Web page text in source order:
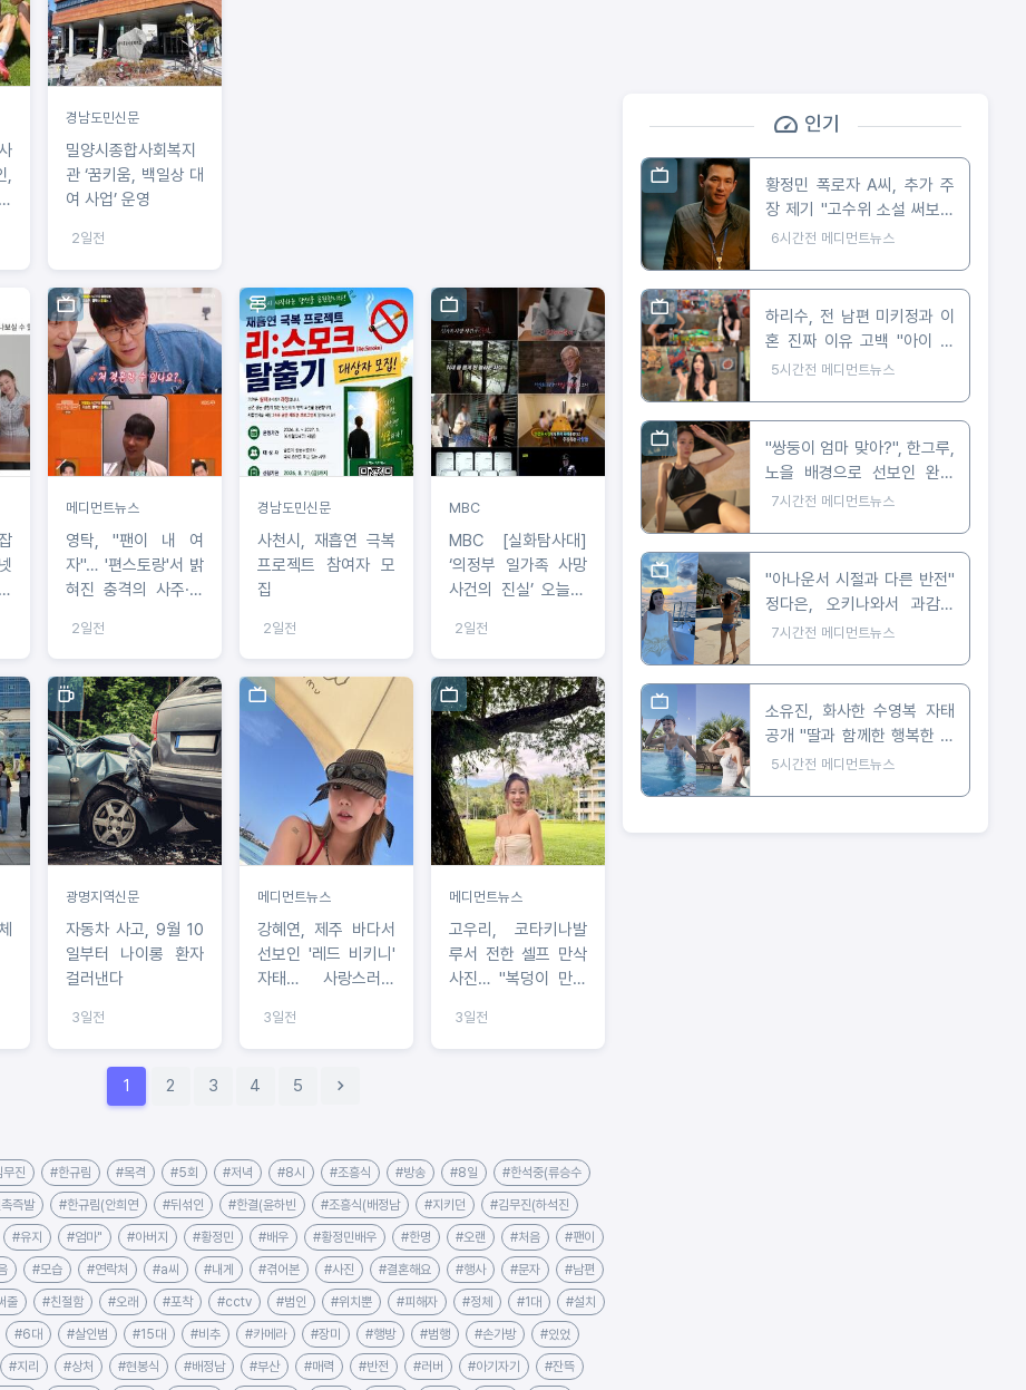
,
경남도민신문
밀양시종합사회복지
관 ‘꿈키움, 백일상 대
여 사업’ 운영
2일전
메디먼트뉴스
영탁, "팬이 내 여
자"… '편스토랑'서 밝
혀진 충격의 사주·결
2일전
경남도민신문
사천시, 재흡연 극복
프로젝트 참여자 모
집
2일전
MBC
MBC [실화탐사대]
‘의정부 일가족 사망
사건의 진실’ 오늘(6
2일전
광명지역신문
자동차 사고, 9월 10
일부터 나이롱 환자
걸러낸다
3일전
메디먼트뉴스
강혜연, 제주 바다서
선보인 '레드 비키니'
자태… 사랑스러운
근황
3일전
메디먼트뉴스
고우리, 코타키나발
루서 전한 셀프 만삭
사진… "복덩이 만나
3일전
1 2 3 4 5
진 #한규림 #목격 #5회 #저녁 #8시 #조흥식 #방송 #8일 #한석중(류승수
즉발 #한규림(안희연 #뒤섞인 #한결(윤하빈 #조흥식(배정남 #지키던 #김무진(하석진
#유지 #엄마" #아버지 #황정민 #배우 #황정민배우 #한명 #오랜 #처음 #팬이
#모습 #연락처 #a씨 #내게 #겪어본 #사진 #결혼해요 #행사 #문자 #남편
줄 #친절함 #오래 #포착 #cctv #범인 #위치뿐 #피해자 #정체 #1대 #설치
#6대 #살인범 #15대 #비추 #카메라 #장미 #행방 #범행 #손가방 #있었
#지리 #상처 #현봉식 #배정남 #부산 #매력 #반전 #러버 #아기자기 #잔뜩
인기
황정민 폭로자 A씨, 추가 주
장 제기 "고수위 소설 써보라
요구 받아"
6시간전 메디먼트뉴스
하리수, 전 남편 미키정과 이
혼 진짜 이유 고백 "아이 못
낳아 미안했다"
5시간전 메디먼트뉴스
"쌍둥이 엄마 맞아?", 한그루,
노을 배경으로 선보인 완벽
비키니 자태
7시간전 메디먼트뉴스
"아나운서 시절과 다른 반전"
정다은, 오키나와서 과감한
비키니 자태 공개
7시간전 메디먼트뉴스
소유진, 화사한 수영복 자태
공개 "딸과 함께한 행복한 여
름"
5시간전 메디먼트뉴스